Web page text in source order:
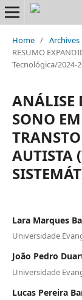
Home / Archives
RESUMO
Tecnológica/2024-
ANÁLISE
SONO
AUTISTA
Lara Marques
Universidade
João Pedro
Universidade
Lucas Pereira